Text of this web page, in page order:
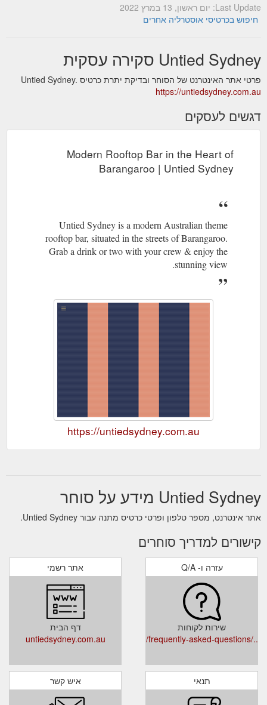
Last Update: יום ראשון, 13 במרץ 2022
חיפוש בכרטיסי אוסטרליה אחרים
Untied Sydney סקירה עסקית
פרטי אתר האינטרנט של הסוחר ובדיקת יתרת כרטיס Untied Sydney.
https://untiedsydney.com.au
דגשים לעסקים
Modern Rooftop Bar in the Heart of
Barangaroo | Untied Sydney
Untied Sydney is a modern Australian theme
rooftop bar, situated in the streets of Barangaroo.
Grab a drink or two with your crew & enjoy the
stunning view.
https://untiedsydney.com.au
Untied Sydney מידע על סוחר
אתר אינטרנט, מספר טלפון ופרטי כרטיס מתנה עבור Untied Sydney.
קישורים למדריך סוחרים
אתר רשמי
דף הבית
untiedsydney.com.au
עזרה ו- Q/A
שירות לקוחות
../frequently-asked-questions/
איש קשר תנאי